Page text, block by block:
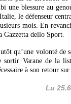
une blessure au
le défenseur
mois. En
Gazzetta dello Sport.
qu’une volonté de
sortir Varane de la
à son retour
Lu